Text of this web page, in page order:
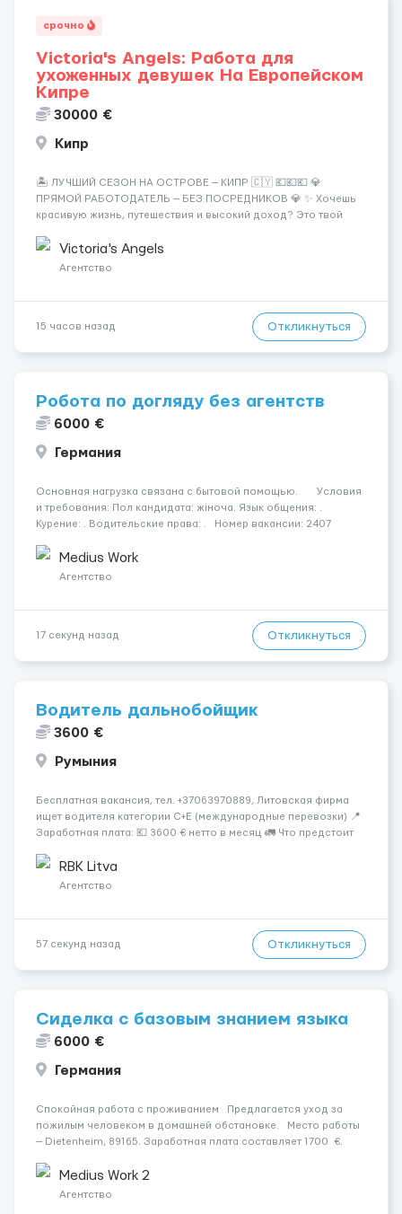
срочно
Victoria's Angels: Работа для
ухоженных девушек На Европейском
Кипре
30000 €
Кипр
🏝️ ЛУЧШИЙ СЕЗОН НА ОСТРОВЕ — КИПР 🇨🇾 💶💶💶 💎
ПРЯМОЙ РАБОТОДАТЕЛЬ — БЕЗ ПОСРЕДНИКОВ 💎 ✨ Хочешь
красивую жизнь, путешествия и высокий доход? Это твой
Опытная команда с годами практики — Стабильный поток
клиентов (без ...
Victoria's Angels
Агентство
15 часов назад Откликнуться
Робота по догляду без агентств
6000 €
Германия
Основная нагрузка связана с бытовой помощью. Условия
и требования: Пол кандидата: жіноча. Язык общения: .
Курение: . Водительские права: . Номер вакансии: 2407
Украина +...
Medius Work
Агентство
17 секунд назад Откликнуться
Водитель дальнобойщик
3600 €
Румыния
Бесплатная вакансия, тел. +37063970889, Литовская фирма
ищет водителя категории C+E (международные перевозки) 📍
Заработная плата: 💶 3600 € нетто в месяц 🚛 Что предстоит
рефрижераторах. В среднем 400–500 км в день. Погрузки и
разгрузки...
RBK Litva
Агентство
57 секунд назад Откликнуться
Сиделка с базовым знанием языка
6000 €
Германия
Спокойная работа с проживанием Предлагается уход за
пожилым человеком в домашней обстановке. Место работы
— Dietenheim, 89165. Заработная плата составляет 1700 €.
Мобільний. Психологическое...
Medius Work 2
Агентство